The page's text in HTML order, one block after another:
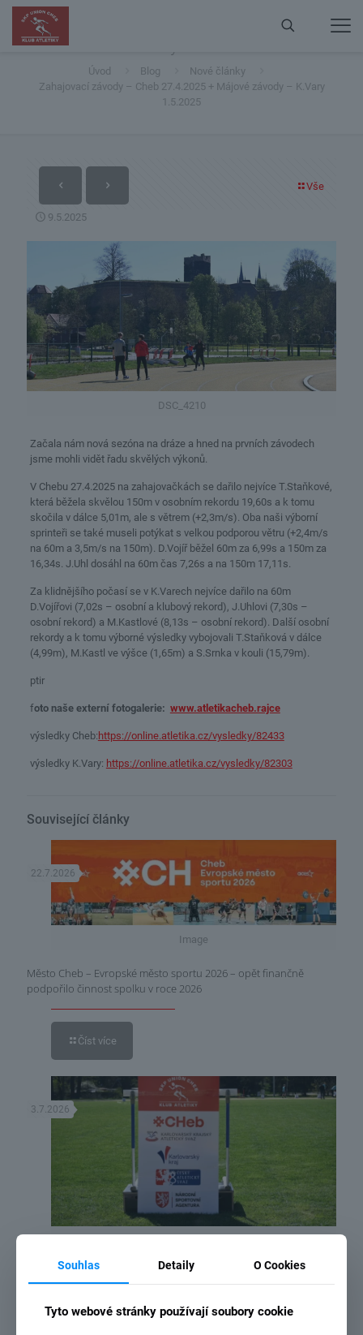
Zahajovací závody – Cheb 27.4.2025 + Májové závody
Úvod Blog
Nové články
Zahajovací závody – Cheb 27.4.2025 + Májové závody – K.Vary
1.5.2025
Vše
9.5.2025
DSC_4210
Začala nám nová sezóna na dráze a hned na prvních závodech
jsme mohli vidět řadu skvělých výkonů.
V Chebu 27.4.2025 na zahajovačkách se dařilo nejvíce T.Staňkové,
která běžela skvělou 150m v osobním rekordu 19,60s a k tomu
skočila v dálce 5,01m, ale s větrem (+2,3m/s). Oba naši výborní
sprinteři se také museli potýkat s velkou podporou větru (+2,4m/s
na 60m a 3,5m/s na 150m). D.Vojíř běžel 60m za 6,99s a 150m za
16,34s. J.Uhl dosáhl na 60m čas 7,26s a na 150m 17,11s.
Za klidnějšího počasí se v K.Varech nejvíce dařilo na 60m
D.Vojířovi (7,02s – osobní a klubový rekord), J.Uhlovi (7,30s –
osobní rekord) a M.Kastlové (8,13s – osobní rekord). Další osobní
rekordy a k tomu výborné výsledky vybojovali T.Staňková v dálce
(4,99m), M.Kastl ve výšce (1,65m) a S.Srnka v kouli (15,79m).
ptir
foto naše externí fotogalerie: www.atletikacheb.rajce
výsledky Cheb:https://online.atletika.cz/vysledky/82433
výsledky K.Vary: https://online.atletika.cz/vysledky/82303
Související články
Image
22.7.2026
Město Cheb – Evropské město sportu 2026 – opět finančně
podpořilo činnost spolku v roce 2026
Číst více
3.7.2026
NSA vydala rozhodnutí o poskytnutí dotace ze státního rozpočtu
Souhlas Detaily O Cookies
Tyto webové stránky používají soubory cookie